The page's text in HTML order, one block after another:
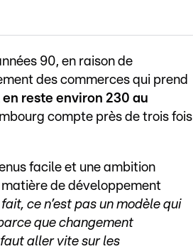
90, en raison de
des commerces qui prend
en reste environ 230 au
compte près de trois fois
facile et une ambition
de développement
fait, ce n’est pas un modèle qui
que changement
aller vite sur les